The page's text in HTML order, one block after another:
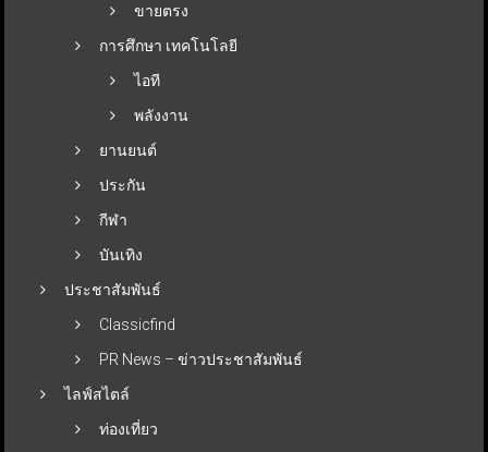
ขายตรง
การศึกษา เทคโนโลยี
ไอที
พลังงาน
ยานยนต์
ประกัน
กีฬา
บันเทิง
ประชาสัมพันธ์
Classicfind
PR News – ข่าวประชาสัมพันธ์
ไลฟ์สไตล์
ท่องเที่ยว